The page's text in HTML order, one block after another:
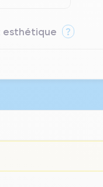
esthétique ?